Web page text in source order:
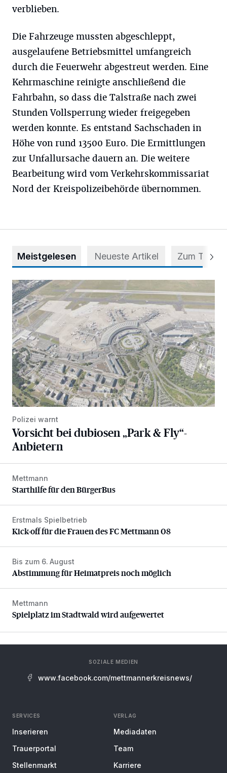
verblieben.
Die Fahrzeuge mussten abgeschleppt,
ausgelaufene Betriebsmittel umfangreich
durch die Feuerwehr abgestreut werden. Eine
Kehrmaschine reinigte anschließend die
Fahrbahn, so dass die Talstraße nach zwei
Stunden Vollsperrung wieder freigegeben
werden konnte. Es entstand Sachschaden in
Höhe von rund 13500 Euro. Die Ermittlungen
zur Unfallursache dauern an. Die weitere
Bearbeitung wird vom Verkehrskommissariat
Nord der Kreispolizeibehörde übernommen.
Meistgelesen Neueste Artikel Zum Thema
Vorsicht bei dubiosen „Park & Fly“-Anbietern
Polizei warnt
Vorsicht bei dubiosen „Park & Fly“-
Anbietern
Starthilfe für den BürgerBus
Mettmann
Starthilfe für den BürgerBus
Kick-off für die Frauen des FC Mettmann 08
Erstmals Spielbetrieb
Kick-off für die Frauen des FC Mettmann 08
Abstimmung für Heimatpreis noch möglich
Bis zum 6. August
Abstimmung für Heimatpreis noch möglich
Spielplatz im Stadtwald wird aufgewertet
Mettmann
Spielplatz im Stadtwald wird aufgewertet
SOZIALE MEDIEN
www.facebook.com/mettmannerkreisnews/
SERVICES
Inserieren
Trauerportal
Stellenmarkt
VERLAG
Mediadaten
Team
Karriere